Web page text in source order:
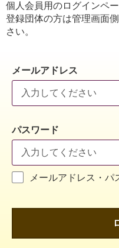
個人会員用のログインペー
登録団体の方は管理画面
さい。
メールアドレス
パスワード
メールアドレス・パ